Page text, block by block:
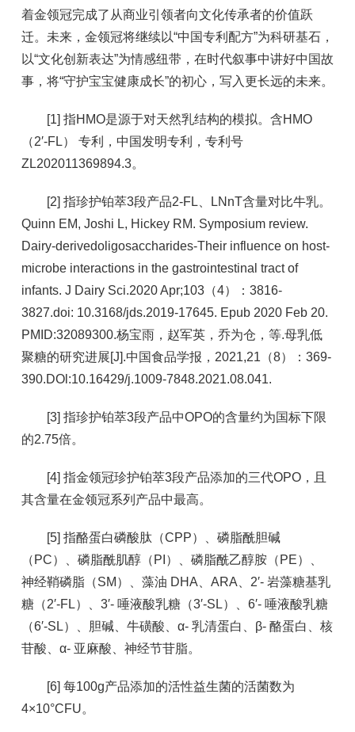
着金领冠完成了从商业引领者向文化传承者的价值跃
迁。未来，金领冠将继续以“中国专利配方”为科研基石，
以“文化创新表达”为情感纽带，在时代叙事中讲好中国故
事，将“守护宝宝健康成长”的初心，写入更长远的未来。
[1] 指HMO是源于对天然乳结构的模拟。含HMO
（2′-FL） 专利，中国发明专利，专利号
ZL202011369894.3。
[2] 指珍护铂萃3段产品2-FL、LNnT含量对比牛乳。
Quinn EM, Joshi L, Hickey RM. Symposium review.
Dairy-derivedoligosaccharides-Their influence on host-
microbe interactions in the gastrointestinal tract of
infants. J Dairy Sci.2020 Apr;103（4）：3816-
3827.doi: 10.3168/jds.2019-17645. Epub 2020 Feb 20.
PMID:32089300.杨宝雨，赵军英，乔为仓，等.母乳低
聚糖的研究进展[J].中国食品学报，2021,21（8）：369-
390.DOl:10.16429/j.1009-7848.2021.08.041.
[3] 指珍护铂萃3段产品中OPO的含量约为国标下限
的2.75倍。
[4] 指金领冠珍护铂萃3段产品添加的三代OPO，且
其含量在金领冠系列产品中最高。
[5] 指酪蛋白磷酸肽（CPP）、磷脂酰胆碱
（PC）、磷脂酰肌醇（PI）、磷脂酰乙醇胺（PE）、
神经鞘磷脂（SM）、藻油 DHA、ARA、2′- 岩藻糖基乳
糖（2′-FL）、3′- 唾液酸乳糖（3′-SL）、6′- 唾液酸乳糖
（6′-SL）、胆碱、牛磺酸、α- 乳清蛋白、β- 酪蛋白、核
苷酸、α- 亚麻酸、神经节苷脂。
[6] 每100g产品添加的活性益生菌的活菌数为
4×10°CFU。